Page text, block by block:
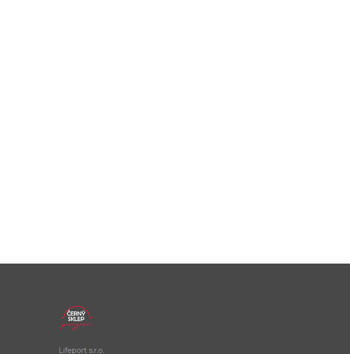
Lifeport s.r.o.